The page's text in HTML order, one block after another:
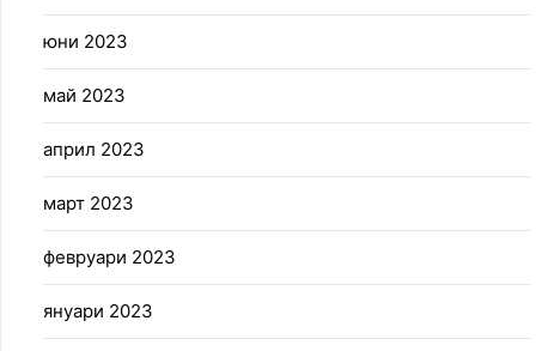
юни 2023
май 2023
април 2023
март 2023
февруари 2023
януари 2023